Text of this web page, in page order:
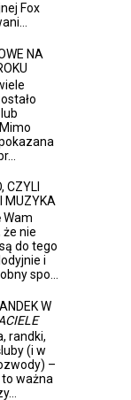
Fox
NA
CZYLI
MUZYKA
Wam
że nie
do tego
i
spo...
W
randki,
(i w
–
ważna